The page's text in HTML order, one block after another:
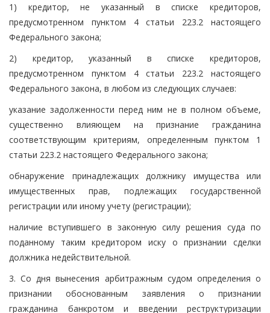
1) кредитор, не указанный в списке кредиторов,
предусмотренном пунктом 4 статьи 223.2 настоящего
Федерального закона;
2) кредитор, указанный в списке кредиторов,
предусмотренном пунктом 4 статьи 223.2 настоящего
Федерального закона, в любом из следующих случаев:
указание задолженности перед ним не в полном объеме,
существенно влияющем на признание гражданина
соответствующим критериям, определенным пунктом 1
статьи 223.2 настоящего Федерального закона;
обнаружение принадлежащих должнику имущества или
имущественных прав, подлежащих государственной
регистрации или иному учету (регистрации);
наличие вступившего в законную силу решения суда по
поданному таким кредитором иску о признании сделки
должника недействительной.
3. Со дня вынесения арбитражным судом определения о
признании обоснованным заявления о признании
гражданина банкротом и введении реструктуризации